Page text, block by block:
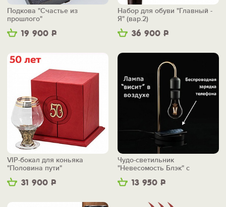
19 900 Р
Подкова "Счастье из
прошлого"
36 900 Р
Набор для обуви "Главный -
Я" (вар.2)
31 900 Р
VIP-бокал для коньяка
"Половина пути"
13 950 Р
Чудо-светильник
"Невесомость Блэк" с
беспроводной зарядкой